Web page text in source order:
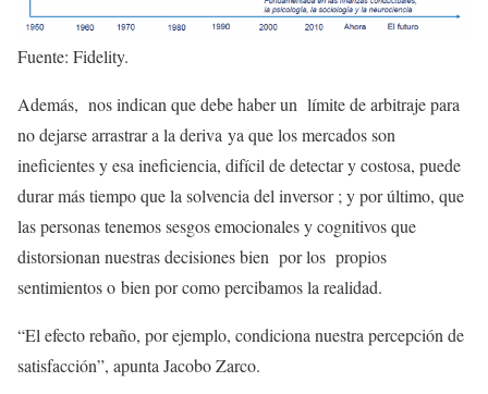
Fuente: Fidelity.
Además, nos indican que debe haber un límite de arbitraje para
no dejarse arrastrar a la deriva ya que los mercados son
ineficientes y esa ineficiencia, difícil de detectar y costosa, puede
durar más tiempo que la solvencia del inversor ; y por último, que
las personas tenemos sesgos emocionales y cognitivos que
distorsionan nuestras decisiones bien por los propios
sentimientos o bien por como percibamos la realidad.
“El efecto rebaño, por ejemplo, condiciona nuestra percepción de
satisfacción”, apunta Jacobo Zarco.